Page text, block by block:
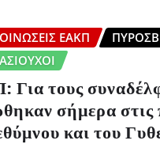
ΕΑΚΠ
τους
σήμερα στις
και του